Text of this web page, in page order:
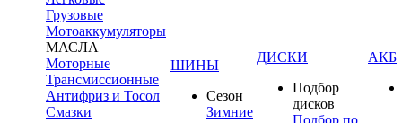
Грузовые
Мотоаккумуляторы
МАСЛА
Моторные
Трансмиссионные
Антифриз и Тосол
Смазки
ШИНЫ
Сезон
Зимние
ДИСКИ
Подбор
дисков
Подбор по
АКБ